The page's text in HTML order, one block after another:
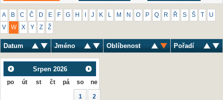
A B C Č D E F G H J K M N O P Q R Ř S Š U
V W X Y Z Ž
Datum Jméno Oblíbenost Pořadí
Srpen 2026
po út st čt pá so ne
1 2